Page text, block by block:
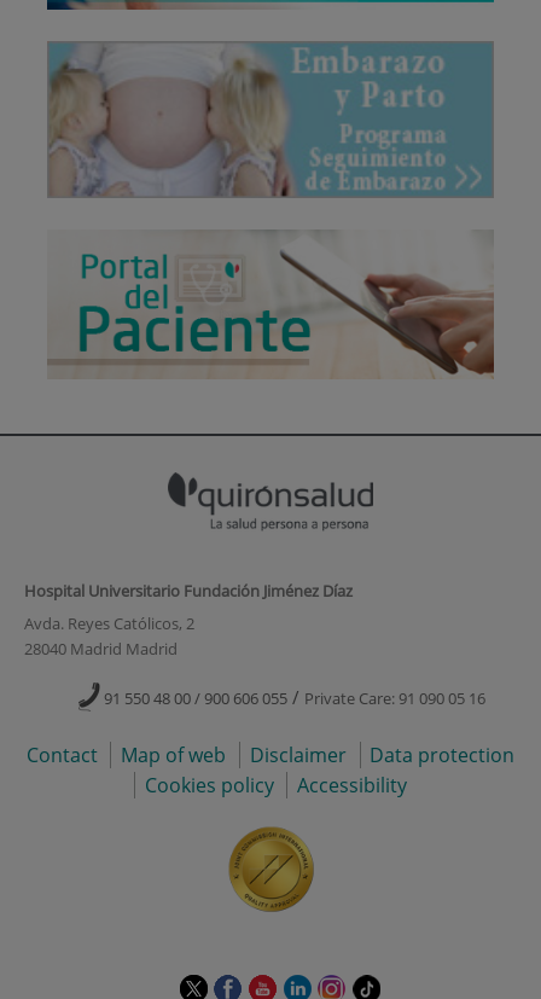
Hospital Universitario Fundación Jiménez Díaz
Avda. Reyes Católicos, 2
28040 Madrid Madrid
91 550 48 00 / 900 606 055 / Private Care: 91 090 05 16
Contact Map of web Disclaimer
Data protection
Cookies policy
Accessibility
This This This This This Link